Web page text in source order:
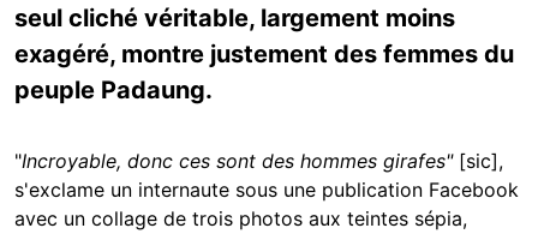
seul cliché véritable, largement moins
exagéré, montre justement des femmes du
peuple Padaung.
"Incroyable, donc ces sont des hommes girafes"[sic],
s'exclame un internaute sous une publication Facebook
avec un collage de trois photos aux teintes sépia,